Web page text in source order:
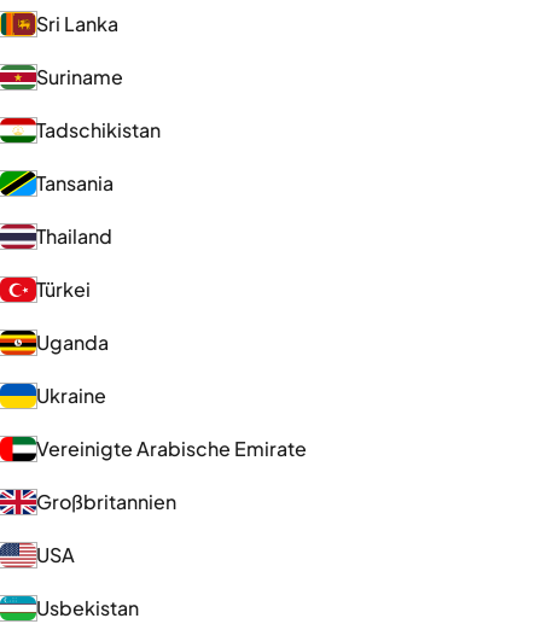
Sri Lanka
Suriname
Tadschikistan
Tansania
Thailand
Türkei
Uganda
Ukraine
Vereinigte Arabische Emirate
Großbritannien
USA
Usbekistan